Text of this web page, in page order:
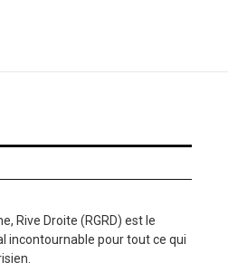
Rive Droite (RGRD) est le
incontournable pour tout ce qui